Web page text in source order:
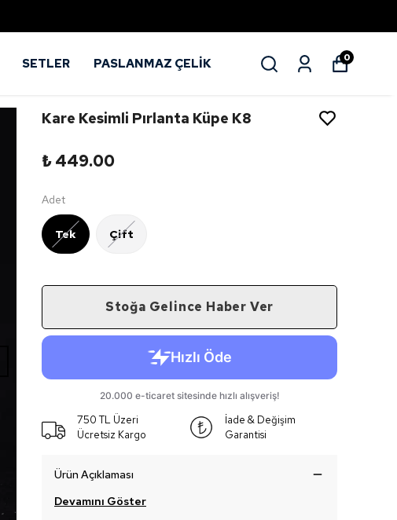
SETLER PASLANMAZ ÇELİK 0
Kare Kesimli Pırlanta Küpe K8
₺ 449.00
Adet
Tek Çift
Stoğa Gelince Haber Ver
750 TL Üzeri
Ücretsiz Kargo
İade & Değişim
Garantisi
Ürün Açıklaması
Devamını Göster